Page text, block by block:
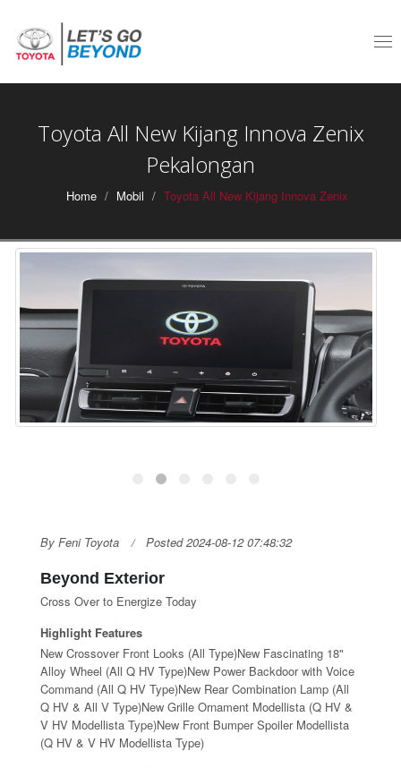
Toyota All New Kijang Innova Zenix
Pekalongan
Home Mobil Toyota All New Kijang Innova Zenix
By Feni Toyota Posted 2024-08-12 07:48:32
Beyond Exterior
Cross Over to Energize Today
Highlight Features
New Crossover Front Looks (All Type)New Fascinating 18"
Alloy Wheel (All Q HV Type)New Power Backdoor with Voice
Command (All Q HV Type)New Rear Combination Lamp (All
Q HV & All V Type)New Grille Ornament Modellista (Q HV &
V HV Modellista Type)New Front Bumper Spoiler Modellista
(Q HV & V HV Modellista Type)